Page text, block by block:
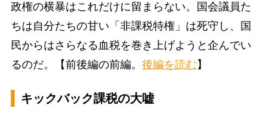
政権の横暴はこれだけに留まらない。国会議員た
ちは自分たちの甘い「非課税特権」は死守し、国
民からはさらなる血税を巻き上げようと企んでい
るのだ。【前後編の前編。 後編を読む 】
キックバック課税の大嘘